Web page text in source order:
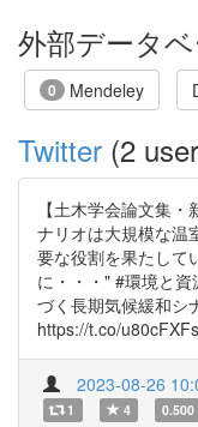
外部データ
0 Mendeley
Twitter (2
【土木学会論文集
ナリオは大規模な温
要な役割を果たして
に・・・" #環境と
づく長期気候緩和シ
https://t.co/
2023-08-26
1 4 0.500